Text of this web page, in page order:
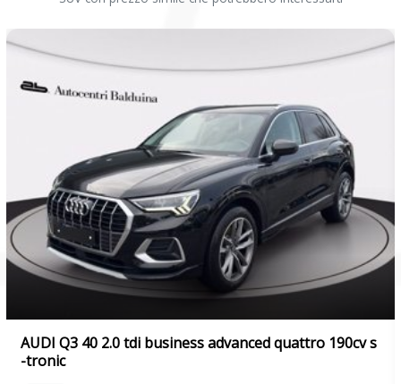
Servosterzo elettromeccanico in funzione della velocità
Sistema di assistenza mantenimento della corsia lane assist
Sistema start/stop con recupero dell&apos;energia in frenata
Specchietti retrovisori esterni regolabili e riscaldabili
Spia di controllo della pressione pneumatici
Spia e segnale acustico cinture di sicurezza anteriori e posteriori
non allacciate
Stabilizzazione rimorchio
Tire mobility set (kit riparazione gomma)
Volante in pelle multifunzione
Volante regolabile in altezza e profondità
AUDI Q3 40 2.0 tdi business advanced quattro 190cv s
-tronic